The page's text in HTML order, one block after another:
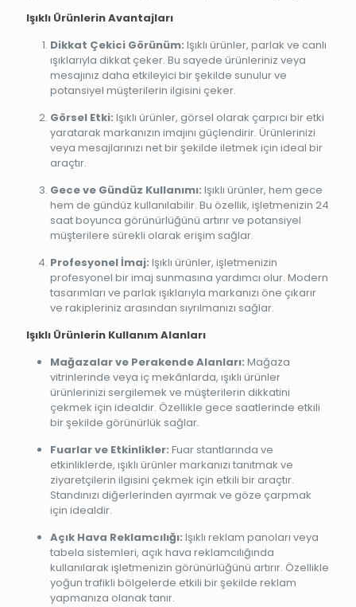
Işıklı Ürünlerin Avantajları
Dikkat Çekici Görünüm: Işıklı ürünler, parlak ve canlı
ışıklarıyla dikkat çeker. Bu sayede ürünleriniz veya
mesajınız daha etkileyici bir şekilde sunulur ve
potansiyel müşterilerin ilgisini çeker.
Görsel Etki: Işıklı ürünler, görsel olarak çarpıcı bir etki
yaratarak markanızın imajını güçlendirir. Ürünlerinizi
veya mesajlarınızı net bir şekilde iletmek için ideal bir
araçtır.
Gece ve Gündüz Kullanımı: Işıklı ürünler, hem gece
hem de gündüz kullanılabilir. Bu özellik, işletmenizin 24
saat boyunca görünürlüğünü artırır ve potansiyel
müşterilere sürekli olarak erişim sağlar.
Profesyonel İmaj: Işıklı ürünler, işletmenizin
profesyonel bir imaj sunmasına yardımcı olur. Modern
tasarımları ve parlak ışıklarıyla markanızı öne çıkarır
ve rakipleriniz arasından sıyrılmanızı sağlar.
Işıklı Ürünlerin Kullanım Alanları
Mağazalar ve Perakende Alanları: Mağaza
vitrinlerinde veya iç mekânlarda, ışıklı ürünler
ürünlerinizi sergilemek ve müşterilerin dikkatini
çekmek için idealdir. Özellikle gece saatlerinde etkili
bir şekilde görünürlük sağlar.
Fuarlar ve Etkinlikler: Fuar stantlarında ve
etkinliklerde, ışıklı ürünler markanızı tanıtmak ve
ziyaretçilerin ilgisini çekmek için etkili bir araçtır.
Standınızı diğerlerinden ayırmak ve göze çarpmak
için idealdir.
Açık Hava Reklamcılığı: Işıklı reklam panoları veya
tabela sistemleri, açık hava reklamcılığında
kullanılarak işletmenizin görünürlüğünü artırır. Özellikle
yoğun trafikli bölgelerde etkili bir şekilde reklam
yapmanıza olanak tanır.